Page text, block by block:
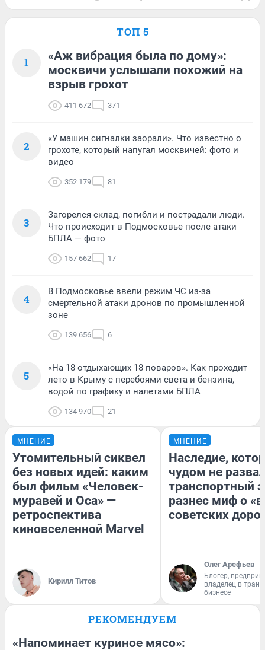
ТОП 5
1
«Аж вибрация была по дому»:
москвичи услышали похожий на
взрыв грохот
411 672 371
2
«У машин сигналки заорали». Что известно о
грохоте, который напугал москвичей: фото и
видео
352 179 81
3
Загорелся склад, погибли и пострадали люди.
Что происходит в Подмосковье после атаки
БПЛА — фото
157 662 17
4
В Подмосковье ввели режим ЧС из-за
смертельной атаки дронов по промышленной
зоне
139 656 6
5
«На 18 отдыхающих 18 поваров». Как проходит
лето в Крыму с перебоями света и бензина,
водой по графику и налетами БПЛА
134 970 21
МНЕНИЕ
Утомительный сиквел
без новых идей: каким
был фильм «Человек-
муравей и Оса» —
ретроспектива
киновселенной Marvel
Кирилл Титов
МНЕНИЕ
Наследие,
чудом не
транспортный
разнес миф о
советских
Олег Арефьев
Блогер,
владелец в
бизнесе
РЕКОМЕНДУЕМ
«Напоминает куриное мясо»: